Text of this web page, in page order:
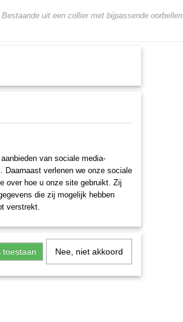
uit een collier met bijpassende oorbellen
van sociale media-
Daarnaast verlenen we onze sociale
over hoe u onze site gebruikt. Zij
die zij mogelijk hebben
verstrekt.
toestaan Nee, niet akkoord